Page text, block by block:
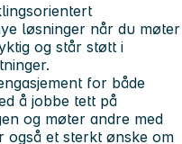
løsninger når du møter
og står støtt i
for både
å jobbe tett på
og møter andre med
også et sterkt ønske om